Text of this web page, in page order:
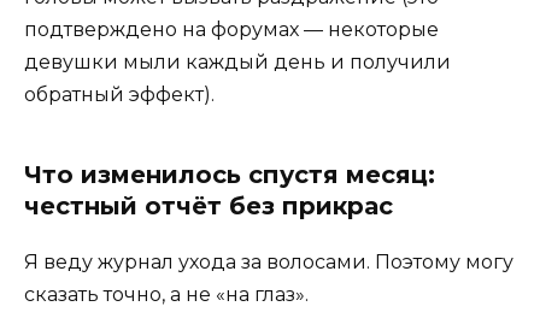
подтверждено на форумах — некоторые
девушки мыли каждый день и получили
обратный эффект).
Что изменилось спустя месяц:
честный отчёт без прикрас
Я веду журнал ухода за волосами. Поэтому могу
сказать точно, а не «на глаз».